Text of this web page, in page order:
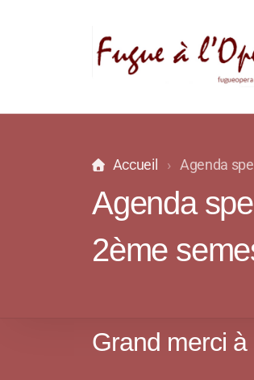
Accueil Agenda
Agenda
2ème
Grand merci